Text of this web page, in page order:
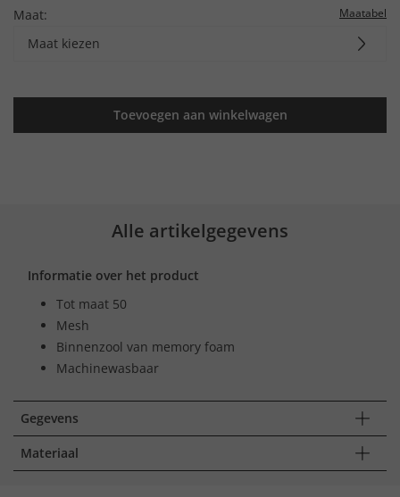
Maat: Maatabel
Maat kiezen
Toevoegen aan winkelwagen
Alle artikelgegevens
Informatie over het product
Tot maat 50
Mesh
Binnenzool van memory foam
Machinewasbaar
Gegevens
Materiaal